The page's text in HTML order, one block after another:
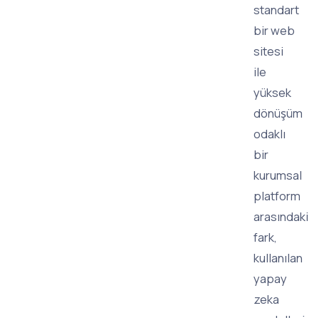
standart
bir web
sitesi
ile
yüksek
dönüşüm
odaklı
bir
kurumsal
platform
arasındaki
fark,
kullanılan
yapay
zeka